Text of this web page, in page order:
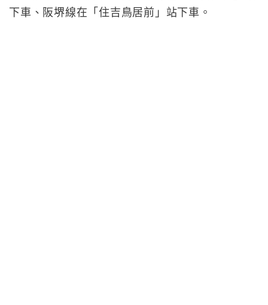
下車、阪堺線在「住吉鳥居前」站下車。